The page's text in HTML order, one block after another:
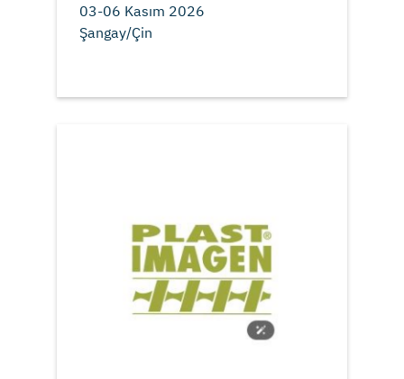
03-06 Kasım 2026